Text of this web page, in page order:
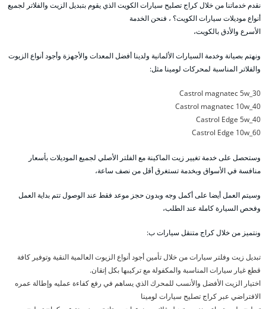
نقدم خدماتنا من خلال كراج تصليح سيارات الكويت الذي يقوم بتبديل الزيت والفلاتر لجميع
أنواع موديلات سيارات الكويت؟ ، فنحن الخدمة
الأسرع والأدق بالكويت،
ونهتم بصيانة وخدمة السيارات الألمانية ولدينا أفضل المعدات والأجهزة وأجود أنواع الزيوت
والفلاتر المناسبة لمحركات لومينا مثل:
Castrol magnatec 5w_30
Castrol magnatec 10w_40
Castrol Edge 5w_40
Castrol Edge 10w_60
وستحصل على خدمة تغيير زيت الماكينة مع الفلتر الأصلي لجميع الموديلات بأسعار
منافسة في الأسواق وبخدمة تستغرق أقل من نصف ساعة،
وسيتم العمل أيضا على أكمل وجه وبدون حجز موعد فقط عند الوصول تتم بداية العمل
وفحص السيارة كاملة عند الطلب،
ونتميز من خلال كراج متنقل سيارات ب:
تبديل زيت وفلتر سيارات من خلال تأمين أجود أنواع الزيوت العالمية النقية وتوفير كافة
قطع غيار سيارات المناسبة والمكفولة مع تركيبها بكل إتقان.
اختيار الزيت الأفضل والأنسب للمحرك الذي يساهم في رفع كفاءة عمليه وإطالة عمره
الافتراضي عبر كراج تصليح سيارات لومينا